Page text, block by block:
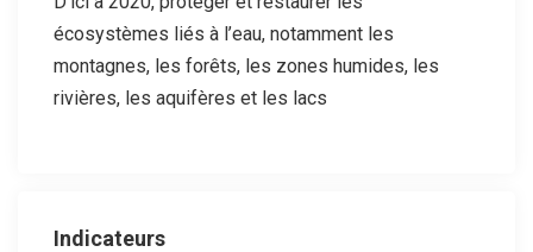
écosystèmes liés à l’eau, notamment les
montagnes, les forêts, les zones humides, les
rivières, les aquifères et les lacs
Indicateurs